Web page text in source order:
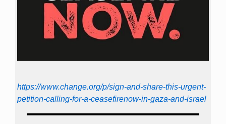
https://www.change.org/p/sign-and-share-this-urgent-
petition-calling-for-a-ceasefirenow-in-gaza-and-israel